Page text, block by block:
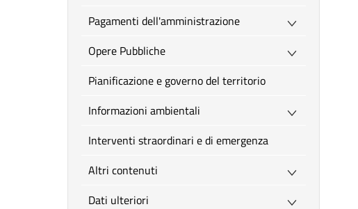
Pagamenti dell'amministrazione
Opere Pubbliche
Pianificazione e governo del territorio
Informazioni ambientali
Interventi straordinari e di emergenza
Altri contenuti
Dati ulteriori